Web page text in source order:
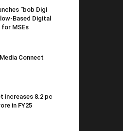
“bob Digi
Based Digital
for MSEs
Connect
increases 8.2 pc
in FY25